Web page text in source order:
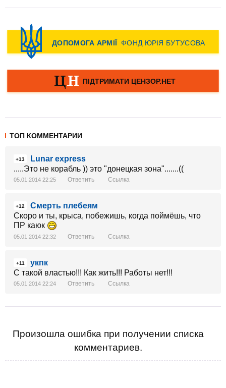
ТОП КОММЕНТАРИИ
+13
Lunar express
.....Это не корабль )) это "донецкая зона".......((
05.01.2014 22:25 Ответить Ссылка
+12
Смерть плебеям
Скоро и ты, крыса, побежишь, когда поймёшь, что
ПР каюк
05.01.2014 22:32 Ответить Ссылка
+11
укпк
С такой властью!!! Как жить!!! Работы нет!!!
05.01.2014 22:24 Ответить Ссылка
Произошла ошибка при получении списка
комментариев.